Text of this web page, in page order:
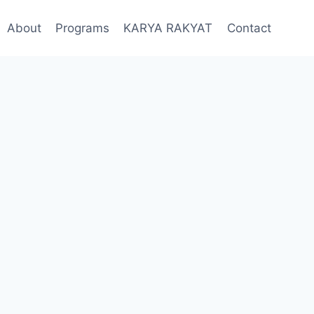
About Programs KARYA RAKYAT Contact